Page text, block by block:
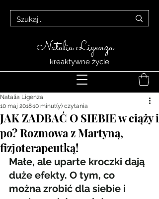
Natalia Ligenza
kreaktywne życie
JAK ZADBAĆ O SIEBIE w ciąży i
po? Rozmowa z Martyną,
fizjoterapeutką!
Natalia Ligenza
10 maj 201810 minut(y) czytania
Małe, ale uparte kroczki dają
duże efekty. O tym, co
można zrobić dla siebie i